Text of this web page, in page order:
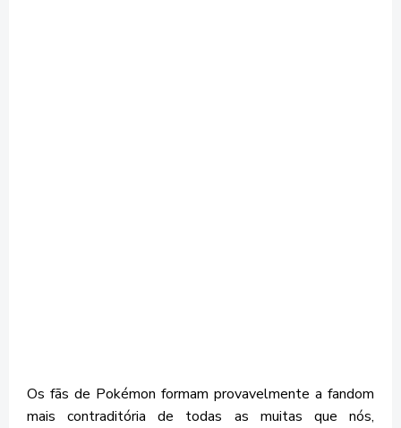
Os fãs de Pokémon formam provavelmente a fandom
mais contraditória de todas as muitas que nós,